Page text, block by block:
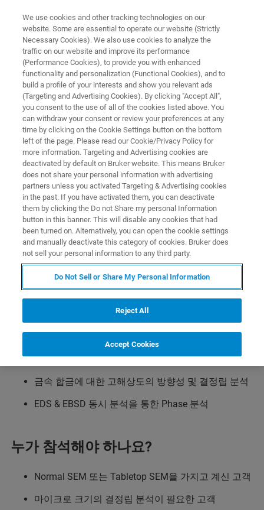
Bruker ED-XS (compact EBSD)
소개 및 Application 응용 사례
온디맨드 세션 - 41분
Bruker ED-XS (compact EBSD)
소개 및 Application 응용 사례 -
내용
ED-XS를 활용한 Application 응용 사례
금속 합금에 대한 고해상도의 방향성 및 결정립 분석
EDS & EBSD 동시 분석을 통한 Phase 분석
누가 참석해야 하나요?
Normal SEM 또는 Tabletop SEM을 가지고 계신 고객
마이크로 크기의 결정립 분석이 필요한 고객
We use cookies and other tracking technologies on our
website. Some are essential to operate our website (Strictly
Necessary Cookies). We also use cookies to analyze the
traffic on our website and improve its performance
(Performance Cookies), to provide you with enhanced
functionality and personalization (Functional Cookies), and to
build a profile of your interests and show you relevant ads
(Targeting and Advertising Cookies). By clicking "Accept All",
you consent to the use of all of the cookies listed above. You
can withdraw your consent or review your preferences at any
time by clicking on the Cookie Settings button on the bottom
left of the page. Please read our Cookie/Privacy Policy for
more information. Targeting and Advertising cookies are
deactivated by default on Bruker website. This means Bruker
does not share your personal information with advertising
partners unless you activated Targeting & Advertising cookies
in the past. If you have activated them, you can deactivate
them by clicking the Do not Share my personal Information
button in this banner. This will disable any cookies that had
been turned on. Alternatively, you can open the cookie settings
and manually deactivate this category of cookies. Bruker does
not sell your personal information to any third party.
Do Not Sell or Share My Personal Information
Reject All
Accept Cookies